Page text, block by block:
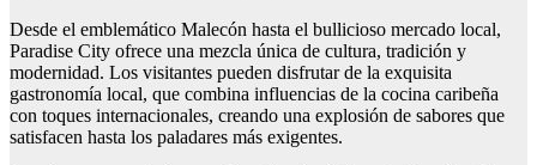
Desde el emblemático Malecón hasta el bullicioso mercado local,
Paradise City ofrece una mezcla única de cultura, tradición y
modernidad. Los visitantes pueden disfrutar de la exquisita
gastronomía local, que combina influencias de la cocina caribeña
con toques internacionales, creando una explosión de sabores que
satisfacen hasta los paladares más exigentes.